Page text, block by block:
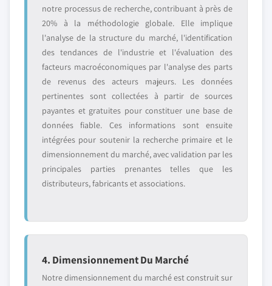
notre processus de recherche, contribuant à près de
20% à la méthodologie globale. Elle implique
l'analyse de la structure du marché, l'identification
des tendances de l'industrie et l'évaluation des
facteurs macroéconomiques par l'analyse des parts
de revenus des acteurs majeurs. Les données
pertinentes sont collectées à partir de sources
payantes et gratuites pour constituer une base de
données fiable. Ces informations sont ensuite
intégrées pour soutenir la recherche primaire et le
dimensionnement du marché, avec validation par les
principales parties prenantes telles que les
distributeurs, fabricants et associations.
4. Dimensionnement Du Marché
Notre dimensionnement du marché est construit sur